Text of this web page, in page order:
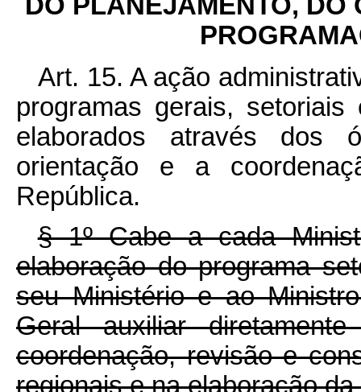
DO PLANEJAMENTO,
Art. 15. A ação
programas gerais,
elaborados através dos
orientação e a
República.
§ 1º Cabe a cada
elaboração do programa
seu Ministério e ao
Geral auxiliar
coordenação, revisão e
regionais e na elaboração